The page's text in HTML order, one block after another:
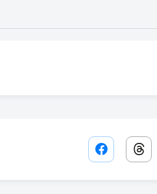
Facebook